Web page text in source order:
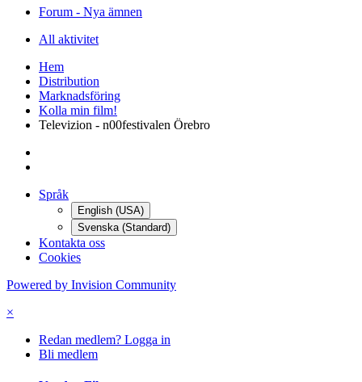
Forum - Nya ämnen
All aktivitet
Hem
Distribution
Marknadsföring
Kolla min film!
Televizion - n00festivalen Örebro
Språk
English (USA)
Svenska (Standard)
Kontakta oss
Cookies
Powered by Invision Community
×
Redan medlem? Logga in
Bli medlem